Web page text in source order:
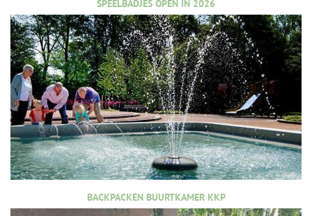
SPEELBADJES OPEN IN 2026
BACKPACKEN BUURTKAMER KKP